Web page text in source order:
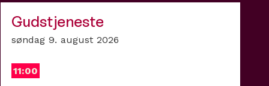
Gudstjeneste
søndag 9. august 2026
11:00